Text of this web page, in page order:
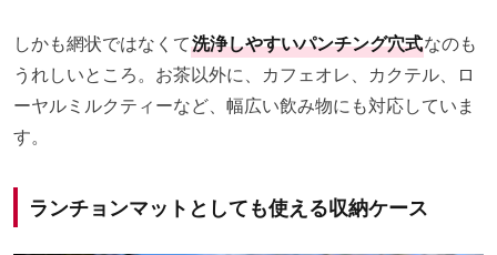
しかも網状ではなくて洗浄しやすいパンチング穴式なのも
うれしいところ。お茶以外に、カフェオレ、カクテル、ロ
ーヤルミルクティーなど、幅広い飲み物にも対応していま
す。
ランチョンマットとしても使える収納ケース